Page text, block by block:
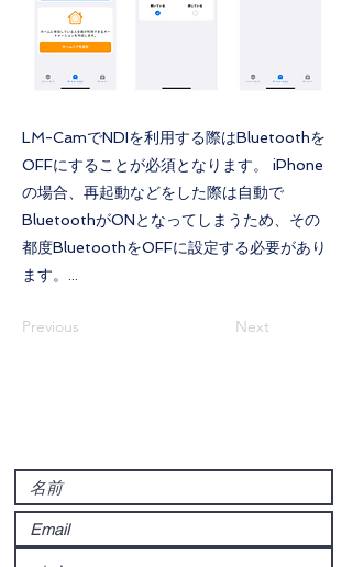
LM-CamでNDIを利用する際はBluetoothを
OFFにすることが必須となります。 iPhone
の場合、再起動などをした際は自動で
BluetoothがONとなってしまうため、その
都度BluetoothをOFFに設定する必要があり
ます。...
Previous Next